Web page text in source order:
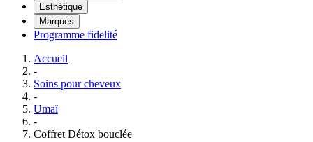
Esthétique
Marques
Programme fidelité
Accueil
-
Soins pour cheveux
-
Umaï
-
Coffret Détox bouclée